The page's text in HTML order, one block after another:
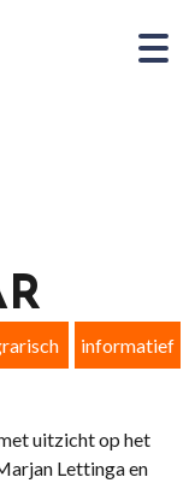
informatief
uitzicht op het
Lettinga en